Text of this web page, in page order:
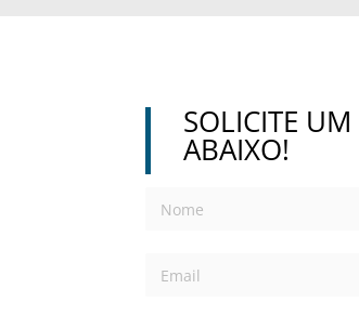
SOLICITE UM
ABAIXO!